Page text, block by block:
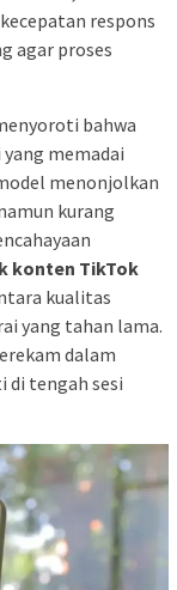
respons
agar proses
bahwa
memadai
menonjolkan
kurang
konten TikTok
kualitas
yang tahan lama.
dalam
tengah sesi